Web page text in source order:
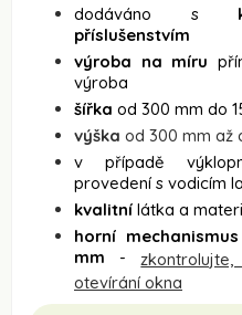
dodáváno s
příslušenstvím
výroba na míru
výroba
šířka od 300 mm do
výška od 300 mm až
v případě
provedení s vodicím
kvalitní látka a
horní
mm -
otevírání okna